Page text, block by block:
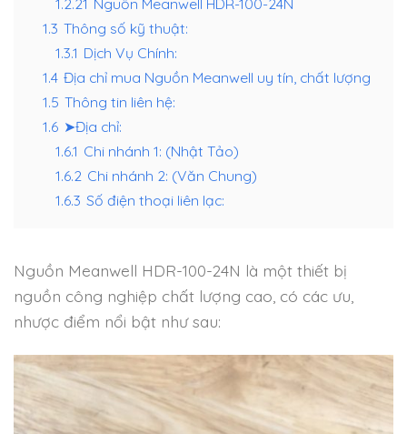
1.2.21 Nguồn Meanwell HDR-100-24N
1.3 Thông số kỹ thuật:
1.3.1 Dịch Vụ Chính:
1.4 Địa chỉ mua Nguồn Meanwell uy tín, chất lượng
1.5 Thông tin liên hệ:
1.6 ➤Địa chỉ:
1.6.1 Chi nhánh 1: (Nhật Tảo)
1.6.2 Chi nhánh 2: (Văn Chung)
1.6.3 Số điện thoại liên lạc:
Nguồn Meanwell HDR-100-24N là một thiết bị
nguồn công nghiệp chất lượng cao, có các ưu,
nhược điểm nổi bật như sau: